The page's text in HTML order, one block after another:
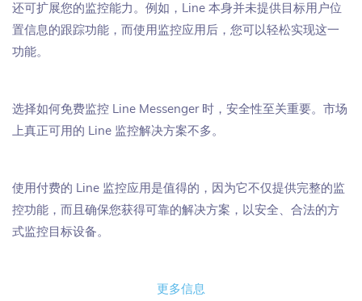
还可扩展您的监控能力。例如，Line 本身并未提供目标用户位
置信息的跟踪功能，而使用监控应用后，您可以轻松实现这一
功能。
选择如何免费监控 Line Messenger 时，安全性至关重要。市场
上真正可用的 Line 监控解决方案不多。
使用付费的 Line 监控应用是值得的，因为它不仅提供完整的监
控功能，而且确保您获得可靠的解决方案，以安全、合法的方
式监控目标设备。
更多信息